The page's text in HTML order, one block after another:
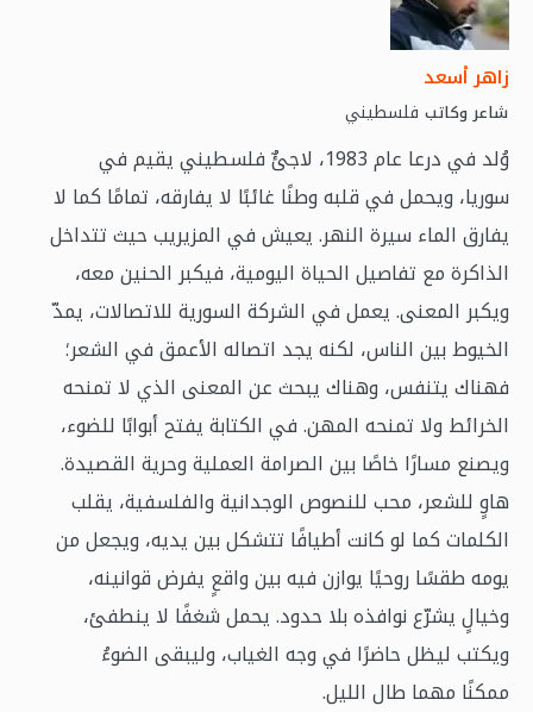
زاهر أسعد
شاعر وكاتب فلسطيني
وُلد في درعا عام 1983، لاجئٌ فلسطيني يقيم في
سوريا، ويحمل في قلبه وطنًا غائبًا لا يفارقه، تمامًا كما لا
يفارق الماء سيرة النهر. يعيش في المزيريب حيث تتداخل
الذاكرة مع تفاصيل الحياة اليومية، فيكبر الحنين معه،
ويكبر المعنى. يعمل في الشركة السورية للاتصالات، يمدّ
الخيوط بين الناس، لكنه يجد اتصاله الأعمق في الشعر؛
فهناك يتنفس، وهناك يبحث عن المعنى الذي لا تمنحه
الخرائط ولا تمنحه المهن. في الكتابة يفتح أبوابًا للضوء،
ويصنع مسارًا خاصًا بين الصرامة العملية وحرية القصيدة.
هاوٍ للشعر، محب للنصوص الوجدانية والفلسفية، يقلب
الكلمات كما لو كانت أطيافًا تتشكل بين يديه، ويجعل من
يومه طقسًا روحيًا يوازن فيه بين واقعٍ يفرض قوانينه،
وخيالٍ يشرّع نوافذه بلا حدود. يحمل شغفًا لا ينطفئ،
ويكتب ليظل حاضرًا في وجه الغياب، وليبقى الضوءُ
ممكنًا مهما طال الليل.